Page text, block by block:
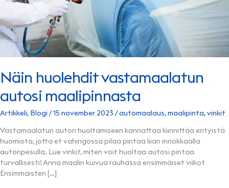
Näin huolehdit vastamaalatun
autosi maalipinnasta
Artikkeli, Blogi /15 november 2023 /automaalaus,maalipinta,vinkit
Vastamaalatun auton huoltamiseen kannattaa kiinnittää erityistä
huomiota, jotta et vahingossa pilaa pintaa liian innokkaalla
autonpesulla. Lue vinkit, miten voit huoltaa autosi pintaa
turvallisesti! Anna maalin kuivua rauhassa ensimmäiset viikot
Ensimmäisten […]